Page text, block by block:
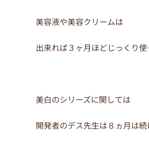
美容液や美容クリームは
出来れば３ヶ月ほどじっくり
美白のシリーズに関しては
開発者のデス先生は８ヵ月は